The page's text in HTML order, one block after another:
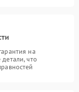
на
что